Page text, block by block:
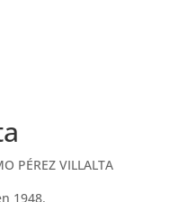
PÉREZ VILLALTA
1948.